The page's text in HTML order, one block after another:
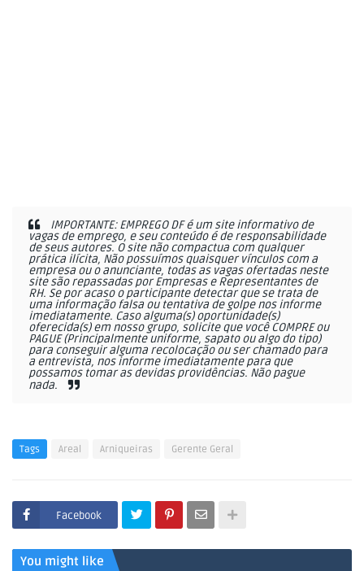
IMPORTANTE: EMPREGO DF é um site informativo de
vagas de emprego, e seu conteúdo é de responsabilidade
de seus autores. O site não compactua com qualquer
prática ilícita, Não possuímos quaisquer vínculos com a
empresa ou o anunciante, todas as vagas ofertadas neste
site são repassadas por Empresas e Representantes de
RH. Se por acaso o participante detectar que se trata de
uma informação falsa ou tentativa de golpe nos informe
imediatamente. Caso alguma(s) oportunidade(s)
oferecida(s) em nosso grupo, solicite que você COMPRE ou
PAGUE (Principalmente uniforme, sapato ou algo do tipo)
para conseguir alguma recolocação ou ser chamado para
a entrevista, nos informe imediatamente para que
possamos tomar as devidas providências. Não pague
nada.
Tags Areal Arniqueiras Gerente Geral
Facebook
You might like